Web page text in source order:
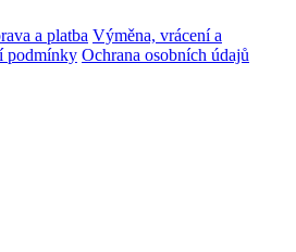
a platba Výměna, vrácení a
podmínky Ochrana osobních údajů